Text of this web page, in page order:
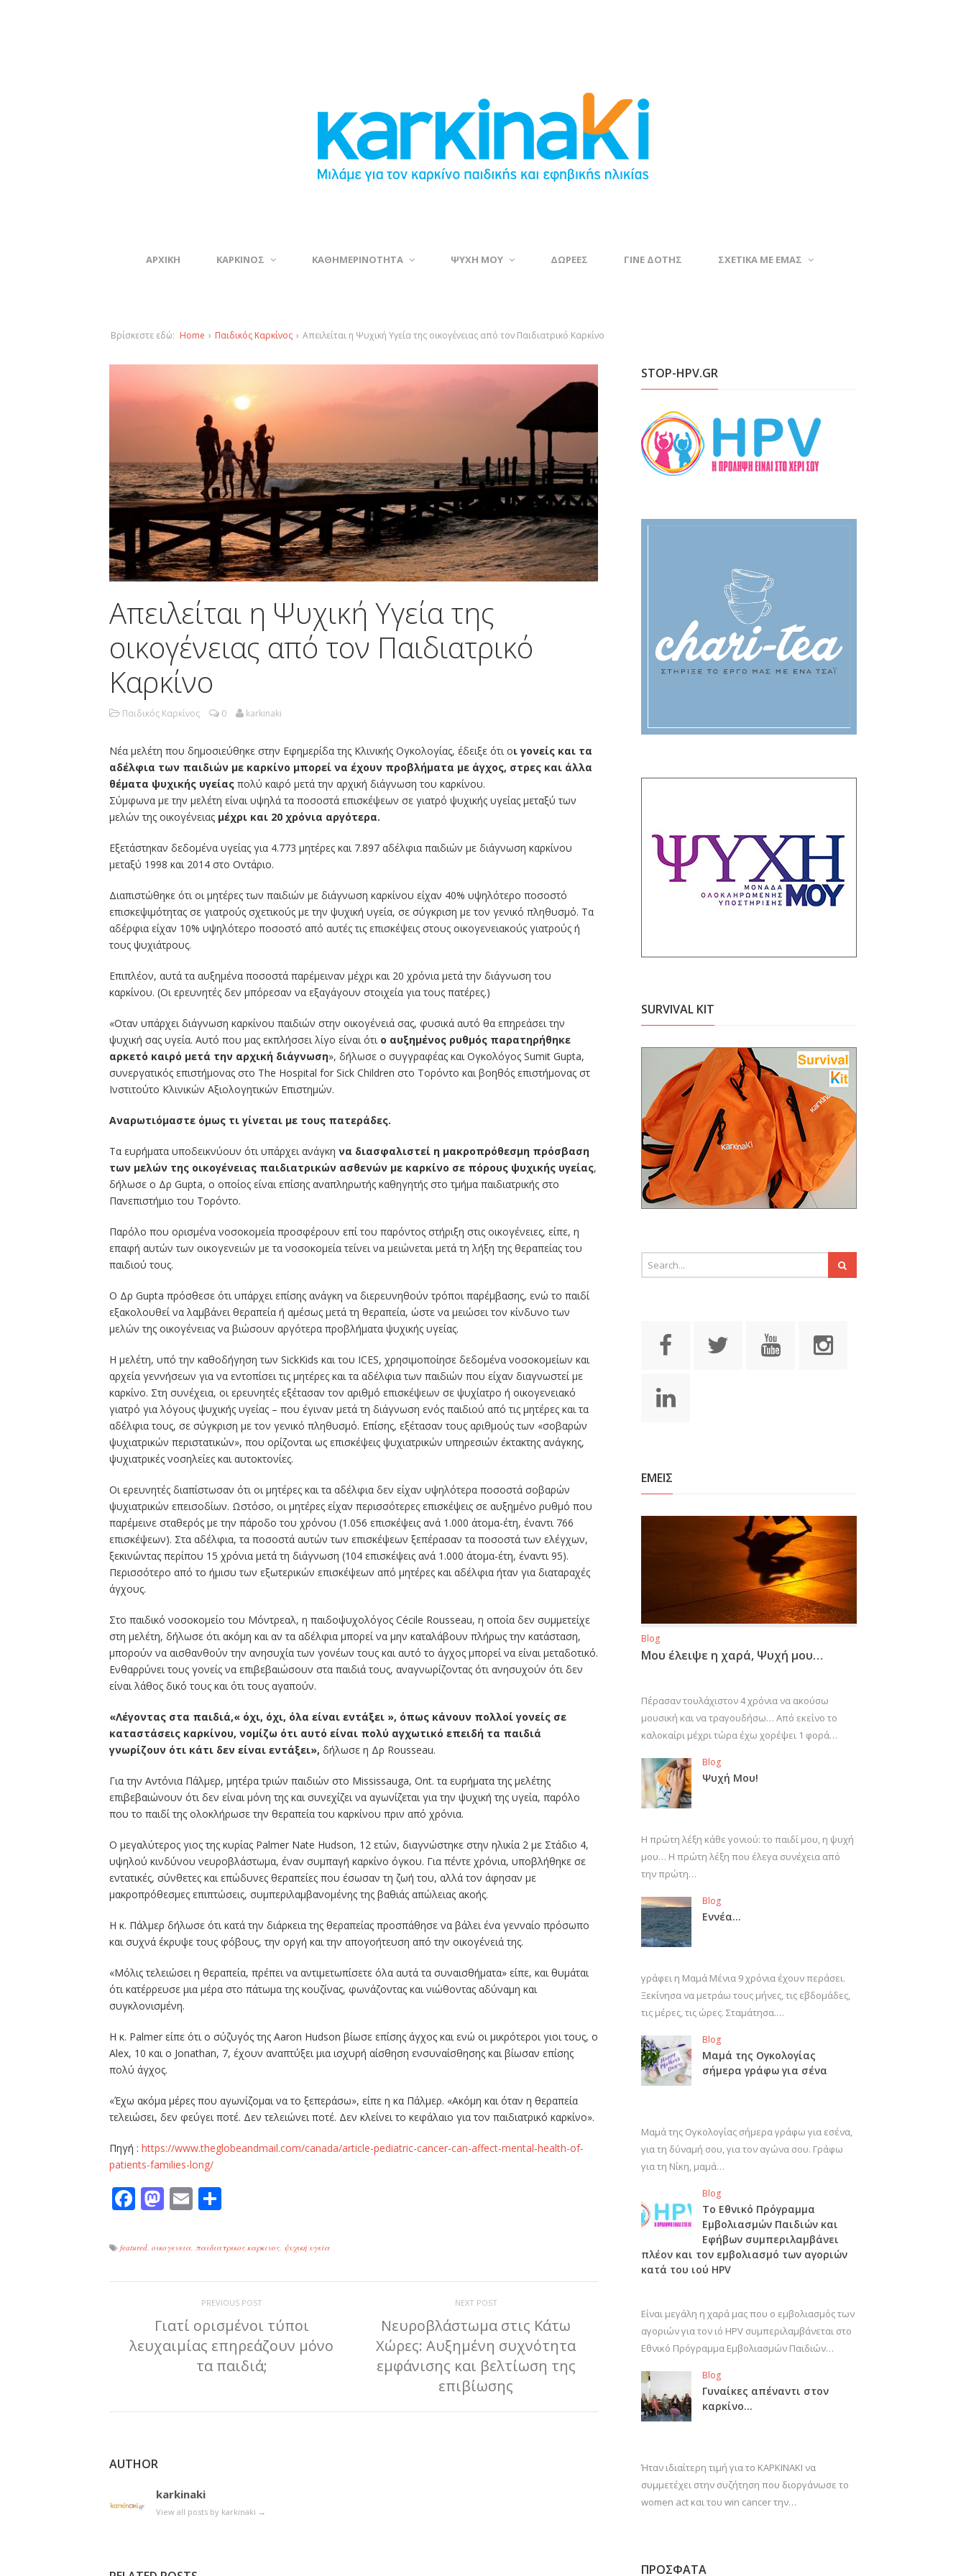
ΑΡΧΙΚΗ ΚΑΡΚΙΝΟΣ ΚΑΘΗΜΕΡΙΝΟΤΗΤΑ ΨΥΧΗ ΜΟΥ ΔΩΡΕΕΣ ΓΙΝΕ ΔΟΤΗΣ ΣΧΕΤΙΚΑ ΜΕ ΕΜΑΣ
Βρίσκεστε εδώ: Home › Παιδικός Καρκίνος › Απειλείται η Ψυχική Υγεία της οικογένειας από τον Παιδιατρικό Καρκίνο
Απειλείται η Ψυχική Υγεία της
οικογένειας από τον Παιδιατρικό
Καρκίνο
Παιδικός Καρκίνος 0 karkinaki
Νέα μελέτη που δημοσιεύθηκε στην Εφημερίδα της Κλινικής Ογκολογίας, έδειξε ότι οι γονείς και τα
αδέλφια των παιδιών με καρκίνο μπορεί να έχουν προβλήματα με άγχος, στρες και άλλα
θέματα ψυχικής υγείας πολύ καιρό μετά την αρχική διάγνωση του καρκίνου.
Σύμφωνα με την μελέτη είναι υψηλά τα ποσοστά επισκέψεων σε γιατρό ψυχικής υγείας μεταξύ των
μελών της οικογένειας μέχρι και 20 χρόνια αργότερα.
Εξετάστηκαν δεδομένα υγείας για 4.773 μητέρες και 7.897 αδέλφια παιδιών με διάγνωση καρκίνου
μεταξύ 1998 και 2014 στο Οντάριο.
Διαπιστώθηκε ότι οι μητέρες των παιδιών με διάγνωση καρκίνου είχαν 40% υψηλότερο ποσοστό
επισκεψιμότητας σε γιατρούς σχετικούς με την ψυχική υγεία, σε σύγκριση με τον γενικό πληθυσμό. Τα
αδέρφια είχαν 10% υψηλότερο ποσοστό από αυτές τις επισκέψεις στους οικογενειακούς γιατρούς ή
τους ψυχιάτρους.
Επιπλέον, αυτά τα αυξημένα ποσοστά παρέμειναν μέχρι και 20 χρόνια μετά την διάγνωση του
καρκίνου. (Οι ερευνητές δεν μπόρεσαν να εξαγάγουν στοιχεία για τους πατέρες.)
«Οταν υπάρχει διάγνωση καρκίνου παιδιών στην οικογένειά σας, φυσικά αυτό θα επηρεάσει την
ψυχική σας υγεία. Αυτό που μας εκπλήσσει λίγο είναι ότι ο αυξημένος ρυθμός παρατηρήθηκε
αρκετό καιρό μετά την αρχική διάγνωση», δήλωσε ο συγγραφέας και Ογκολόγος Sumit Gupta,
συνεργατικός επιστήμονας στο The Hospital for Sick Children στο Τορόντο και βοηθός επιστήμονας στ
Ινστιτούτο Κλινικών Αξιολογητικών Επιστημών.
Αναρωτιόμαστε όμως τι γίνεται με τους πατεράδες.
Τα ευρήματα υποδεικνύουν ότι υπάρχει ανάγκη να διασφαλιστεί η μακροπρόθεσμη πρόσβαση
των μελών της οικογένειας παιδιατρικών ασθενών με καρκίνο σε πόρους ψυχικής υγείας,
δήλωσε ο Δρ Gupta, ο οποίος είναι επίσης αναπληρωτής καθηγητής στο τμήμα παιδιατρικής στο
Πανεπιστήμιο του Τορόντο.
Παρόλο που ορισμένα νοσοκομεία προσφέρουν επί του παρόντος στήριξη στις οικογένειες, είπε, η
επαφή αυτών των οικογενειών με τα νοσοκομεία τείνει να μειώνεται μετά τη λήξη της θεραπείας του
παιδιού τους.
Ο Δρ Gupta πρόσθεσε ότι υπάρχει επίσης ανάγκη να διερευνηθούν τρόποι παρέμβασης, ενώ το παιδί
εξακολουθεί να λαμβάνει θεραπεία ή αμέσως μετά τη θεραπεία, ώστε να μειώσει τον κίνδυνο των
μελών της οικογένειας να βιώσουν αργότερα προβλήματα ψυχικής υγείας.
Η μελέτη, υπό την καθοδήγηση των SickKids και του ICES, χρησιμοποίησε δεδομένα νοσοκομείων και
αρχεία γεννήσεων για να εντοπίσει τις μητέρες και τα αδέλφια των παιδιών που είχαν διαγνωστεί με
καρκίνο. Στη συνέχεια, οι ερευνητές εξέτασαν τον αριθμό επισκέψεων σε ψυχίατρο ή οικογενειακό
γιατρό για λόγους ψυχικής υγείας – που έγιναν μετά τη διάγνωση ενός παιδιού από τις μητέρες και τα
αδέλφια τους, σε σύγκριση με τον γενικό πληθυσμό. Επίσης, εξέτασαν τους αριθμούς των «σοβαρών
ψυχιατρικών περιστατικών», που ορίζονται ως επισκέψεις ψυχιατρικών υπηρεσιών έκτακτης ανάγκης,
ψυχιατρικές νοσηλείες και αυτοκτονίες.
Οι ερευνητές διαπίστωσαν ότι οι μητέρες και τα αδέλφια δεν είχαν υψηλότερα ποσοστά σοβαρών
ψυχιατρικών επεισοδίων. Ωστόσο, οι μητέρες είχαν περισσότερες επισκέψεις σε αυξημένο ρυθμό που
παρέμεινε σταθερός με την πάροδο του χρόνου (1.056 επισκέψεις ανά 1.000 άτομα-έτη, έναντι 766
επισκέψεων). Στα αδέλφια, τα ποσοστά αυτών των επισκέψεων ξεπέρασαν τα ποσοστά των ελέγχων,
ξεκινώντας περίπου 15 χρόνια μετά τη διάγνωση (104 επισκέψεις ανά 1.000 άτομα-έτη, έναντι 95).
Περισσότερο από το ήμισυ των εξωτερικών επισκέψεων από μητέρες και αδέλφια ήταν για διαταραχές
άγχους.
Στο παιδικό νοσοκομείο του Μόντρεαλ, η παιδοψυχολόγος Cécile Rousseau, η οποία δεν συμμετείχε
στη μελέτη, δήλωσε ότι ακόμη και αν τα αδέλφια μπορεί να μην καταλάβουν πλήρως την κατάσταση,
μπορούν να αισθανθούν την ανησυχία των γονέων τους και αυτό το άγχος μπορεί να είναι μεταδοτικό.
Ενθαρρύνει τους γονείς να επιβεβαιώσουν στα παιδιά τους, αναγνωρίζοντας ότι ανησυχούν ότι δεν
είναι λάθος δικό τους και ότι τους αγαπούν.
«Λέγοντας στα παιδιά,« όχι, όχι, όλα είναι εντάξει », όπως κάνουν πολλοί γονείς σε
καταστάσεις καρκίνου, νομίζω ότι αυτό είναι πολύ αγχωτικό επειδή τα παιδιά
γνωρίζουν ότι κάτι δεν είναι εντάξει», δήλωσε η Δρ Rousseau.
Για την Αντόνια Πάλμερ, μητέρα τριών παιδιών στο Mississauga, Ont. τα ευρήματα της μελέτης
επιβεβαιώνουν ότι δεν είναι μόνη της και συνεχίζει να αγωνίζεται για την ψυχική της υγεία, παρόλο
που το παιδί της ολοκλήρωσε την θεραπεία του καρκίνου πριν από χρόνια.
Ο μεγαλύτερος γιος της κυρίας Palmer Nate Hudson, 12 ετών, διαγνώστηκε στην ηλικία 2 με Στάδιο 4,
υψηλού κινδύνου νευροβλάστωμα, έναν συμπαγή καρκίνο όγκου. Για πέντε χρόνια, υποβλήθηκε σε
εντατικές, σύνθετες και επώδυνες θεραπείες που έσωσαν τη ζωή του, αλλά τον άφησαν με
μακροπρόθεσμες επιπτώσεις, συμπεριλαμβανομένης της βαθιάς απώλειας ακοής.
Η κ. Πάλμερ δήλωσε ότι κατά την διάρκεια της θεραπείας προσπάθησε να βάλει ένα γενναίο πρόσωπο
και συχνά έκρυψε τους φόβους, την οργή και την απογοήτευση από την οικογένειά της.
«Μόλις τελειώσει η θεραπεία, πρέπει να αντιμετωπίσετε όλα αυτά τα συναισθήματα» είπε, και θυμάται
ότι κατέρρευσε μια μέρα στο πάτωμα της κουζίνας, φωνάζοντας και νιώθοντας αδύναμη και
συγκλονισμένη.
Η κ. Palmer είπε ότι ο σύζυγός της Aaron Hudson βίωσε επίσης άγχος και ενώ οι μικρότεροι γιοι τους, ο
Alex, 10 και ο Jonathan, 7, έχουν αναπτύξει μια ισχυρή αίσθηση ενσυναίσθησης και βίωσαν επίσης
πολύ άγχος.
«Έχω ακόμα μέρες που αγωνίζομαι να το ξεπεράσω», είπε η κα Πάλμερ. «Ακόμη και όταν η θεραπεία
τελειώσει, δεν φεύγει ποτέ. Δεν τελειώνει ποτέ. Δεν κλείνει το κεφάλαιο για τον παιδιατρικό καρκίνο».
Πηγή : https://www.theglobeandmail.com/canada/article-pediatric-cancer-can-affect-mental-health-of-
patients-families-long/
Facebook
Mastodon
Email
featured, οικογενεια, παιδιατρικος καρκινος, ψυχική υγεία
PREVIOUS POST
Γιατί ορισμένοι τύποι
λευχαιμίας επηρεάζουν μόνο
τα παιδιά;
NEXT POST
Νευροβλάστωμα στις Κάτω
Χώρες: Αυξημένη συχνότητα
εμφάνισης και βελτίωση της
επιβίωσης
AUTHOR
karkinaki
View all posts by karkinaki →
STOP-HPV.GR
SURVIVAL KIT
ΕΜΕΙΣ
Blog
Μου έλειψε η χαρά, Ψυχή μου…
Πέρασαν τουλάχιστον 4 χρόνια να ακούσω
μουσική και να τραγουδήσω… Από εκείνο το
καλοκαίρι μέχρι τώρα έχω χορέψει 1 φορά…
Blog
Ψυχή Μου!
Η πρώτη λέξη κάθε γονιού: το παιδί μου, η ψυχή
μου… Η πρώτη λέξη που έλεγα συνέχεια από
την πρώτη…
Blog
Εννέα…
γράφει η Μαμά Μένια 9 χρόνια έχουν περάσει.
Ξεκίνησα να μετράω τους μήνες, τις εβδομάδες,
τις μέρες, τις ώρες. Σταμάτησα.…
Blog
Μαμά της Ογκολογίας
σήμερα γράφω για σένα
Μαμά της Ογκολογίας σήμερα γράφω για εσένα,
για τη δύναμή σου, για τον αγώνα σου. Γράφω
για τη Νίκη, μαμά…
Blog
Το Εθνικό Πρόγραμμα
Εμβολιασμών Παιδιών και
Εφήβων συμπεριλαμβάνει
πλέον και τον εμβολιασμό των αγοριών
κατά του ιού HPV
Είναι μεγάλη η χαρά μας που ο εμβολιασμός των
αγοριών για τον ιό HPV συμπεριλαμβάνεται στο
Εθνικό Πρόγραμμα Εμβολιασμών Παιδιών…
Blog
Γυναίκες απέναντι στον
καρκίνο…
Ήταν ιδιαίτερη τιμή για το ΚΑΡΚΙΝΑΚΙ να
συμμετέχει στην συζήτηση που διοργάνωσε το
women act και του win cancer την…
ΠΡΟΣΦΑΤΑ